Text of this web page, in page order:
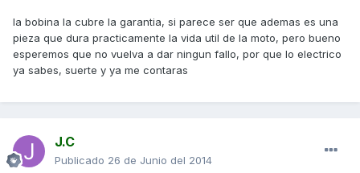
la bobina la cubre la garantia, si parece ser que ademas es una
pieza que dura practicamente la vida util de la moto, pero bueno
esperemos que no vuelva a dar ningun fallo, por que lo electrico
ya sabes, suerte y ya me contaras
J.C
Publicado 26 de Junio del 2014